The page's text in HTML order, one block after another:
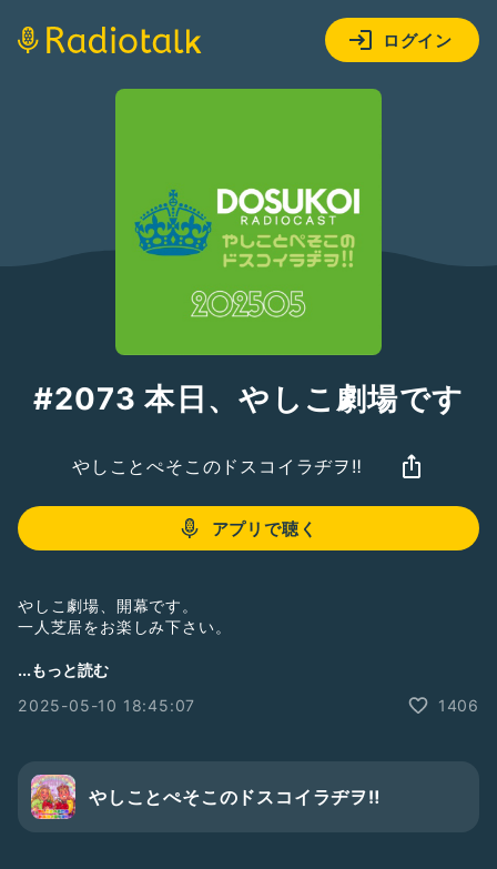
ログイン
#2073 本日、やしこ劇場です
やしことぺそこのドスコイラヂヲ‼︎
アプリで聴く
やしこ劇場、開幕です。
一人芝居をお楽しみ下さい。
人気のある店というのは、結局はお店の人の人柄なのよ、とい
き直しながら若干イラッとしてます。
ぼちラヂでやんなさいよ。
...もっと読む
2025-05-10 18:45:07
1406
やしことぺそこのドスコイラヂヲ‼︎